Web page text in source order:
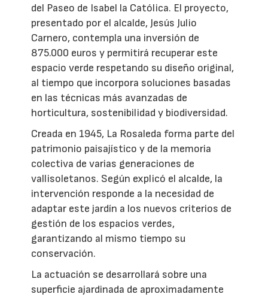
del Paseo de Isabel la Católica. El proyecto,
presentado por el alcalde, Jesús Julio
Carnero, contempla una inversión de
875.000 euros y permitirá recuperar este
espacio verde respetando su diseño original,
al tiempo que incorpora soluciones basadas
en las técnicas más avanzadas de
horticultura, sostenibilidad y biodiversidad.
Creada en 1945, La Rosaleda forma parte del
patrimonio paisajístico y de la memoria
colectiva de varias generaciones de
vallisoletanos. Según explicó el alcalde, la
intervención responde a la necesidad de
adaptar este jardín a los nuevos criterios de
gestión de los espacios verdes,
garantizando al mismo tiempo su
conservación.
La actuación se desarrollará sobre una
superficie ajardinada de aproximadamente